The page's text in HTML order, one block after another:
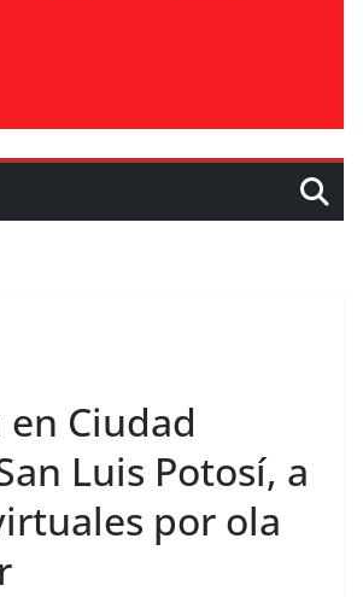
en Ciudad
Luis Potosí, a
por ola